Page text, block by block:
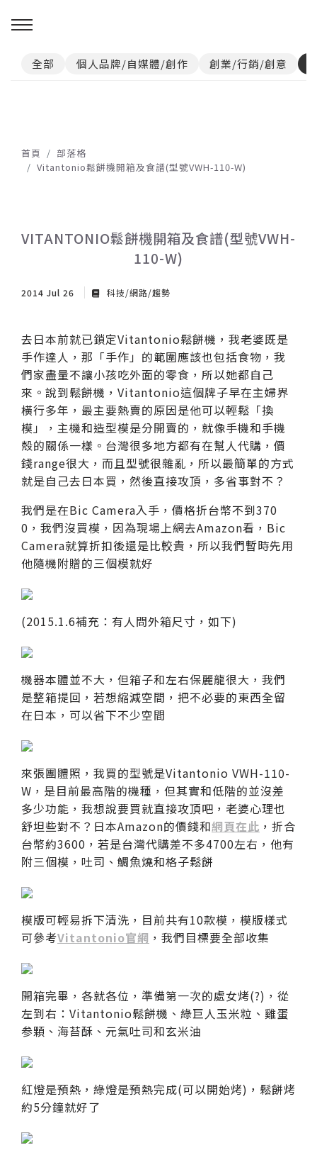
全部 個人品牌/自媒體/創作 創業/行銷/創意
首頁
部落格
Vitantonio鬆餅機開箱及食譜(型號VWH-110-W)
VITANTONIO鬆餅機開箱及食譜(型號VWH-
110-W)
2014 Jul 26 科技/網路/趨勢
去日本前就已鎖定Vitantonio鬆餅機，我老婆既是
手作達人，那「手作」的範圍應該也包括食物，我
們家盡量不讓小孩吃外面的零食，所以她都自己
來。說到鬆餅機，Vitantonio這個牌子早在主婦界
橫行多年，最主要熱賣的原因是他可以輕鬆「換
模」，主機和造型模是分開賣的，就像手機和手機
殼的關係一樣。台灣很多地方都有在幫人代購，價
錢range很大，而且型號很雜亂，所以最簡單的方式
就是自己去日本買，然後直接攻頂，多省事對不？
我們是在Bic Camera入手，價格折台幣不到370
0，我們沒買模，因為現場上網去Amazon看，Bic
Camera就算折扣後還是比較貴，所以我們暫時先用
他隨機附贈的三個模就好
(2015.1.6補充：有人問外箱尺寸，如下)
機器本體並不大，但箱子和左右保麗龍很大，我們
是整箱提回，若想縮減空間，把不必要的東西全留
在日本，可以省下不少空間
來張團體照，我買的型號是Vitantonio VWH-110-
W，是目前最高階的機種，但其實和低階的並沒差
多少功能，我想說要買就直接攻頂吧，老婆心理也
舒坦些對不？日本Amazon的價錢和網頁在此 ，折合
台幣約3600，若是台灣代購差不多4700左右，他有
附三個模，吐司、鯛魚燒和格子鬆餅
模版可輕易拆下清洗，目前共有10款模，模版樣式
可參考Vitantonio官網 ，我們目標要全部收集
開箱完畢，各就各位，準備第一次的處女烤(?)，從
左到右：Vitantonio鬆餅機、綠巨人玉米粒、雞蛋
参顆、海苔酥、元氣吐司和玄米油
紅燈是預熱，綠燈是預熱完成(可以開始烤)，鬆餅烤
約5分鐘就好了